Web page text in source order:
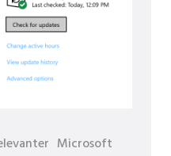
Microsoft